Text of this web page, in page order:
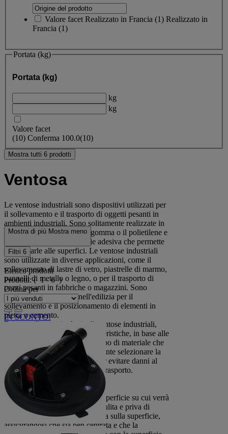
Valore facet Realizzato in Francia (1) Realizzato in
Francia (1)
Portata (kg)
Portata (kg)
kg
kg
Valore facet
(10) Conferma 100.0(10)
Mostra tutti 6 prodotti
Ventosa
Le ventose industriali sono dispositivi utilizzati per
il sollevamento e il trasporto di oggetti pesanti in
ambienti industriali. Sono solitamente realizzate in
materiali resistenti come la gomma o il polietilene e
sono dotate di una superficie adesiva che permette
di attaccarle alle superfici. Le ventose industriali
sono utilizzate in diverse applicazioni, come il
sollevamento di lastre di vetro, piastrelle di marmo,
pannelli di metallo o legno, o per il trasporto di
pezzi pesanti in fabbriche o magazzini. Sono
spesso utilizzate anche nell'edilizia per il
sollevamento e il posizionamento di elementi in
pietra o cemento.
Esistono diverse tipologie di ventose industriali,
con diverse dimensioni e caratteristiche, in base alle
esigenze di sollevamento e al tipo di materiale che
si intende trasportare. È importante selezionare la
ventosa industriale adeguata per evitare danni al
materiale o incidenti durante il trasporto.
Come si utilizza una ventosa?
Innanzitutto, assicurati che la superficie su cui verrà
applicata la ventosa sia liscia, pulita e priva di
spigoli vivi, posiziona la ventosa sulla superficie,
assicurandosi che sia ben centrata e che la
Mostra di più Mostra meno
Filtri 6
Elenco prodotti
Prodotti:( 1 - 6 )
Ordina per
IN SCONTO!